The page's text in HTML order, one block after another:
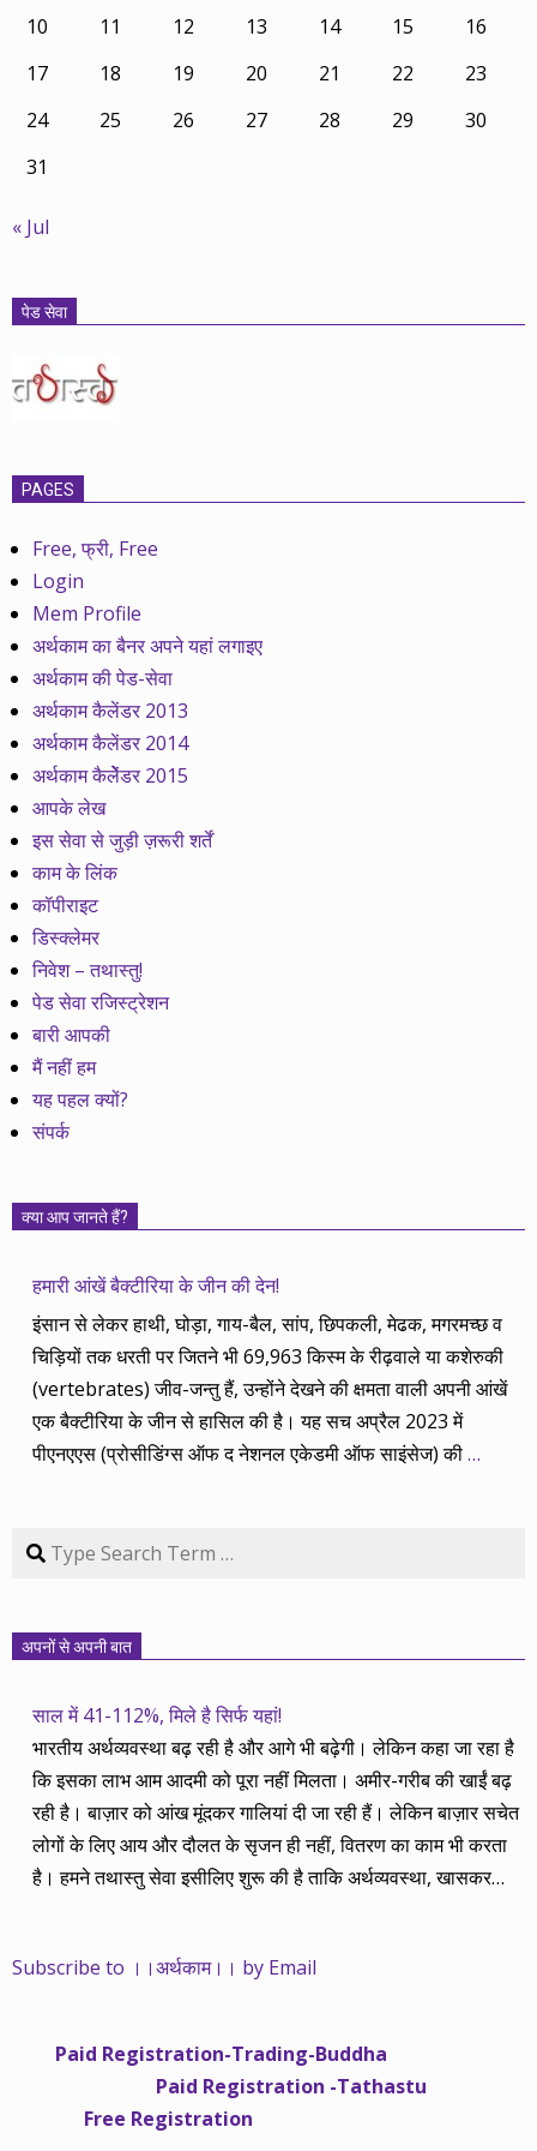
10 11 12 13 14 15
16
17
18 19 20 21 22
23
24
25 26 27 28 29
30
31
« Jul
पेड सेवा
PAGES
Free, फ्री, Free
Login
Mem Profile
अर्थकाम का बैनर अपने यहां लगाइए
अर्थकाम की पेड-सेवा
अर्थकाम कैलेंडर 2013
अर्थकाम कैलेंडर 2014
अर्थकाम कैलेेंडर 2015
आपके लेख
इस सेवा से जुड़ी ज़रूरी शर्तें
काम के लिंक
कॉपीराइट
डिस्क्लेमर
निवेश – तथास्तु!
पेड सेवा रजिस्ट्रेशन
बारी आपकी
मैं नहीं हम
यह पहल क्यों?
संपर्क
क्या आप जानते हैं?
हमारी आंखें बैक्टीरिया के जीन की देन!
इंसान से लेकर हाथी, घोड़ा, गाय-बैल, सांप, छिपकली, मेढक, मगरमच्छ व
चिड़ियों तक धरती पर जितने भी 69,963 किस्म के रीढ़वाले या कशेरुकी
(vertebrates) जीव-जन्तु हैं, उन्होंने देखने की क्षमता वाली अपनी आंखें
एक बैक्टीरिया के जीन से हासिल की है। यह सच अप्रैल 2023 में
पीएनएएस (प्रोसीडिंग्स ऑफ द नेशनल एकेडमी ऑफ साइंसेज) की…
Search
अपनों से अपनी बात
साल में 41-112%, मिले है सिर्फ यहां!
भारतीय अर्थव्यवस्था बढ़ रही है और आगे भी बढ़ेगी। लेकिन कहा जा रहा है
कि इसका लाभ आम आदमी को पूरा नहीं मिलता। अमीर-गरीब की खाईं बढ़
रही है। बाज़ार को आंख मूंदकर गालियां दी जा रही हैं। लेकिन बाज़ार सचेत
लोगों के लिए आय और दौलत के सृजन ही नहीं, वितरण का काम भी करता
है। हमने तथास्तु सेवा इसीलिए शुरू की है ताकि अर्थव्यवस्था, खासकर
महंगाई की दर 10 प्रतिशत से ऊपर रहती है। वे भागकर जाते हैं सोने और
साढ़े चार सालों से अर्थकाम से जुड़े हैं, वे हमारी ईमानदारी और सत्यनिष्ठा से
भलीभांति वाकिफ हैं। शुरू में हम भी कच्चे थे तो बाज़ार के उस्तादों के जाल
में फंस गए। गलतियां कीं। लेकिन जैसे ही समझ में आया, खटाक से उनसे
Subscribe to ।।अर्थकाम।। by Email
Paid Registration-Trading-Buddha
Paid Registration -Tathastu
Free Registration